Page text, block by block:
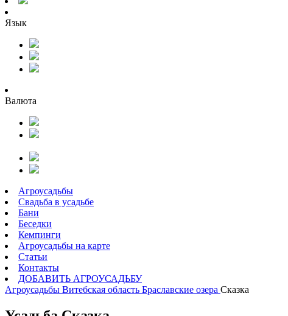
Язык
Валюта
Агроусадьбы
Свадьба в усадьбе
Бани
Беседки
Кемпинги
Агроусадьбы на карте
Статьи
Контакты
ДОБАВИТЬ АГРОУСАДЬБУ
Агроусадьбы Витебская область Браславские озера Сказка